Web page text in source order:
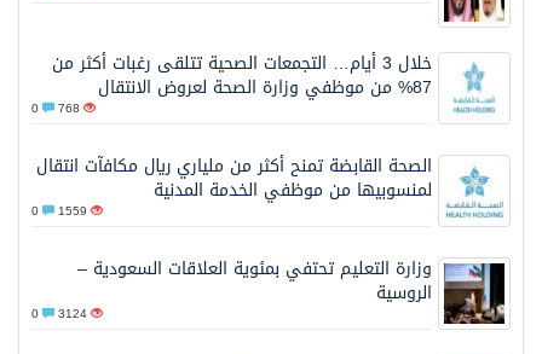
خلال 3 أيام… التجمعات الصحية تتلقى رغبات أكثر من
87% من موظفي وزارة الصحة لعروض الانتقال
768
الصحة القابضة تمنح أكثر من ملياري ريال مكافآت انتقال
لمنسوبيها من موظفي الخدمة المدنية
1559
وزارة التعليم تحتفي بمئوية العلاقات السعودية –
الروسية
3124